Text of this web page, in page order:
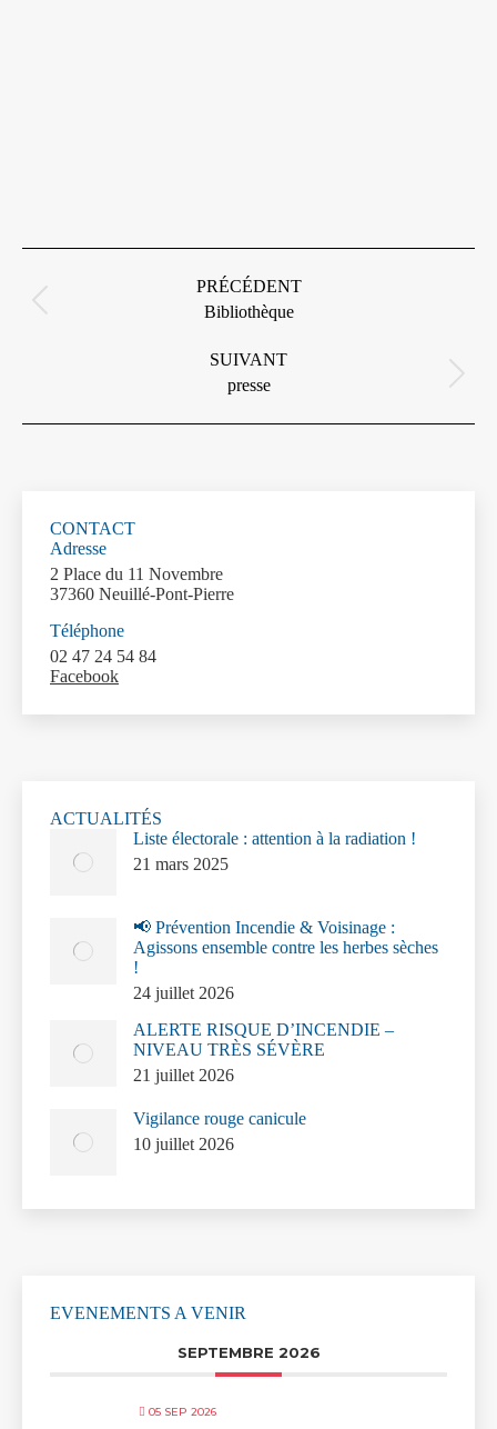
PRÉCÉDENT
Album
précédent
Bibliothèque
SUIVANT
Album
:
presse
CONTACT
Adresse
2 Place du 11 Novembre
37360 Neuillé-Pont-Pierre
Téléphone
02 47 24 54 84
Facebook
ACTUALITÉS
Liste électorale : attention à la radiation !
21 mars 2025
📢 Prévention Incendie & Voisinage :
Agissons ensemble contre les herbes sèches
!
24 juillet 2026
ALERTE RISQUE D’INCENDIE –
NIVEAU TRÈS SÉVÈRE
21 juillet 2026
Vigilance rouge canicule
10 juillet 2026
EVENEMENTS A VENIR
SEPTEMBRE 2026
05 SEP 2026